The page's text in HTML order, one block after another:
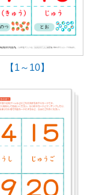
1～10】